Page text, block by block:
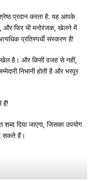
प्रदान करता है: यह आपके
और फिर भी मनोरंजक, खेलने में
प्रतिस्पर्धी संस्करण है!
है। और किसी वजह से नहीं,
निभानी होती है और भरपूर
हैं!
दिया जाएगा, जिसका उपयोग
सकते हैं।